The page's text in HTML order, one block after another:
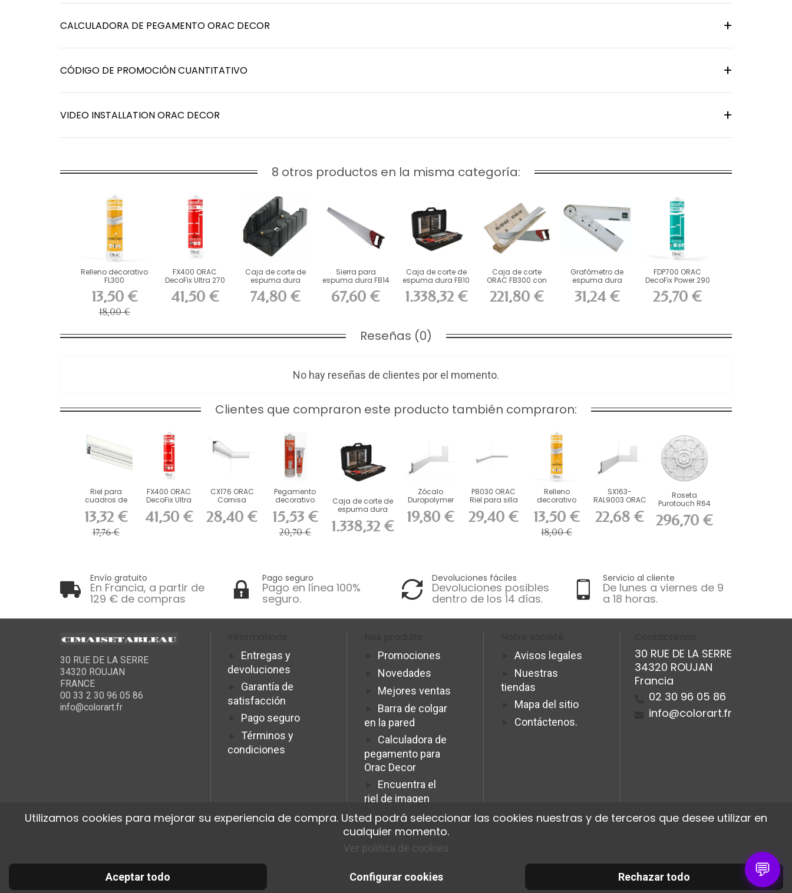
CALCULADORA DE PEGAMENTO ORAC DECOR
CÓDIGO DE PROMOCIÓN CUANTITATIVO
VIDEO INSTALLATION ORAC DECOR
8 otros productos en la misma categoría:
Relleno decorativo
FL300
13,50 €
18,00 €
FX400 ORAC
DecoFix Ultra 270
ml
41,50 €
Caja de corte de
espuma dura
ORAC FB13...
74,80 €
Sierra para
espuma dura FB14
ORAC L68 x...
67,60 €
Caja de corte de
espuma dura FB10
ORAC...
1.338,32 €
Caja de corte
ORAC FB300 con
espuma dura...
221,80 €
Grafómetro de
espuma dura
ORAC FB15 L45 x...
31,24 €
FDP700 ORAC
DecoFix Power 290
ml
25,70 €
Reseñas (0)
No hay reseñas de clientes por el momento.
Clientes que compraron este producto también compraron:
Riel para
cuadros de
imprimación...
13,32 €
17,76 €
FX400 ORAC
DecoFix Ultra
270 ml
41,50 €
CX176 ORAC
Cornisa
Durofoam
L200 x Al8 x...
28,40 €
Pegamento
decorativo
15,53 €
20,70 €
Caja de corte de
espuma dura
FB10 ORAC...
1.338,32 €
Zócalo
Duropolymer
ORAC SX183
L200 x H7,5...
19,80 €
P8030 ORAC
Riel para silla
de espuma
dura...
29,40 €
Relleno
decorativo
FL300
13,50 €
18,00 €
SX163-
RAL9003 ORAC
Zócalo
RAL9003...
22,68 €
Roseta
Purotouch R64
ORAC cm
296,70 €
Envío gratuito
En Francia, a partir de
129 € de compras
Pago seguro
Pago en línea 100%
seguro.
Devoluciones fáciles
Devoluciones posibles
dentro de los 14 días.
Servicio al cliente
De lunes a viernes de 9
a 18 horas.
30 RUE DE LA SERRE
34320 ROUJAN
FRANCE
00 33 2 30 96 05 86
info@colorart.fr
Entregas y
devoluciones
Garantía de
satisfacción
Pago seguro
Términos y
condiciones
Promociones
Novedades
Mejores ventas
Barra de colgar
en la pared
Calculadora de
pegamento para
Orac Decor
Encuentra el
riel de imagen
ideal.
Programme
Affiliation Pro
Avisos legales
Nuestras
tiendas
Mapa del sitio
Contáctenos.
30 RUE DE LA SERRE
34320 ROUJAN
Francia
02 30 96 05 86
info@colorart.fr
💬
© 2026 Cimaise Tableau. Tous droits réservés.
Utilizamos cookies para mejorar su experiencia de compra. Usted podrá seleccionar las cookies nuestras y de terceros que desee utilizar en
cualquier momento.
Ver política de cookies
Aceptar todo Rechazar todo
Configurar cookies